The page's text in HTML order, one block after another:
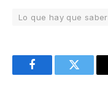
Lo que hay que saber
FacebookTwitter